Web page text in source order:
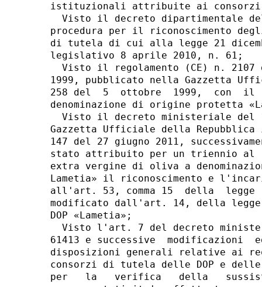
istituzionali attribuite ai
Visto il decreto dipartimentale
procedura per il riconoscimento
di tutela di cui alla legge 21
legislativo 8 aprile 2010, n. 61;
Visto il regolamento (CE) n. 2107
1999, pubblicato nella Gazzetta
258 del  5  ottobre  1999,  con
denominazione di origine protetta
Visto il decreto ministeriale del
Gazzetta Ufficiale della
147 del 27 giugno 2011,
stato attribuito per un triennio
extra vergine di oliva a
Lametia» il riconoscimento e
all'art. 53, comma 15  della
modificato dall'art. 14, della legge
DOP «Lametia»;
Visto l'art. 7 del decreto
61413 e successive
disposizioni generali relative ai
consorzi di tutela delle DOP e
per   la   verifica   della